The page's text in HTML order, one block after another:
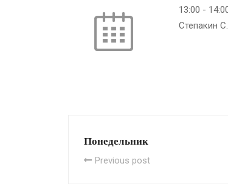
13:00 -
Степакин
Понедельник
Previous post